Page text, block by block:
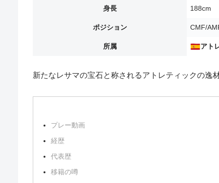
身長 188cm
ポジション CMF/
所属 アト
新たなレサマの宝石と称されるアトレティックの逸
プレー動画
経歴
代表歴
移籍の噂